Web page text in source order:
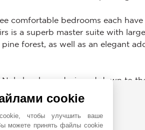
cookie
чтобы улучшить ваше
можете принять файлы cookie